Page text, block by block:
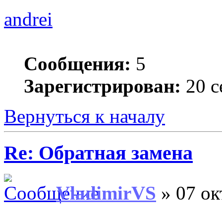
andrei
Сообщения: 5
Зарегистрирован: 20
Вернуться к началу
Re: Обратная замена
VladimirVS » 07